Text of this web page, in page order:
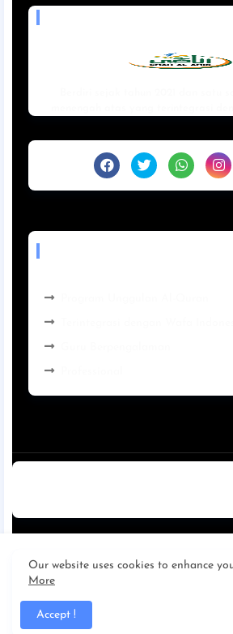
SMA IT AL AMIN KAPUAS |Cerdas
Our website uses cookies to enhance
More
Accept !